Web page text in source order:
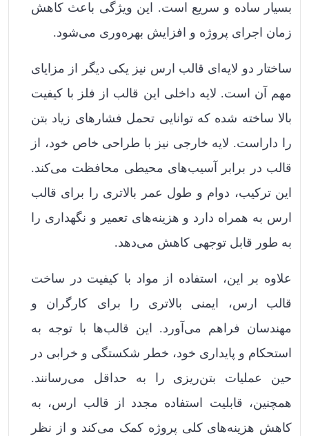
بسیار ساده و سریع است. این ویژگی باعث کاهش
زمان اجرای پروژه و افزایش بهره‌وری می‌شود.
ساختار دو لایه‌ای قالب ارس نیز یکی دیگر از مزایای
مهم آن است. لایه داخلی این قالب از فلز با کیفیت
بالا ساخته شده که توانایی تحمل فشارهای زیاد بتن
را داراست. لایه خارجی نیز با طراحی خاص خود، از
قالب در برابر آسیب‌های محیطی محافظت می‌کند.
این ترکیب، دوام و طول عمر بالاتری را برای قالب
ارس به همراه دارد و هزینه‌های تعمیر و نگهداری را
به طور قابل توجهی کاهش می‌دهد.
علاوه بر این، استفاده از مواد با کیفیت در ساخت
قالب ارس، ایمنی بالاتری را برای کارگران و
مهندسان فراهم می‌آورد. این قالب‌ها با توجه به
استحکام و پایداری خود، خطر شکستگی و خرابی در
حین عملیات بتن‌ریزی را به حداقل می‌رسانند.
همچنین، قابلیت استفاده مجدد از قالب ارس، به
کاهش هزینه‌های کلی پروژه کمک می‌کند و از نظر